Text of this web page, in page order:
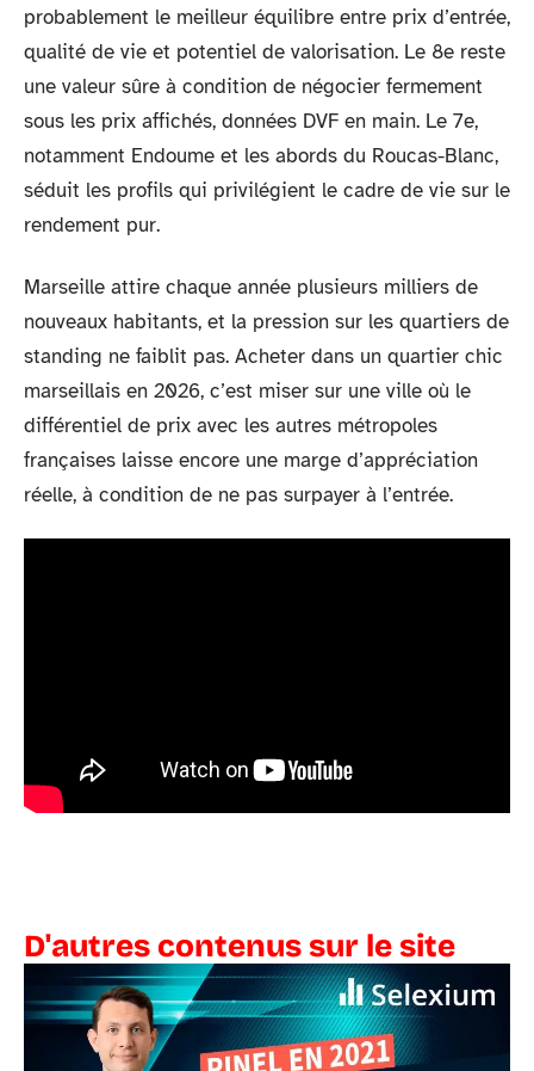
probablement le meilleur équilibre entre prix d’entrée,
qualité de vie et potentiel de valorisation. Le 8e reste
une valeur sûre à condition de négocier fermement
sous les prix affichés, données DVF en main. Le 7e,
notamment Endoume et les abords du Roucas-Blanc,
séduit les profils qui privilégient le cadre de vie sur le
rendement pur.
Marseille attire chaque année plusieurs milliers de
nouveaux habitants, et la pression sur les quartiers de
standing ne faiblit pas. Acheter dans un quartier chic
marseillais en 2026, c’est miser sur une ville où le
différentiel de prix avec les autres métropoles
françaises laisse encore une marge d’appréciation
réelle, à condition de ne pas surpayer à l’entrée.
D'autres contenus sur le site